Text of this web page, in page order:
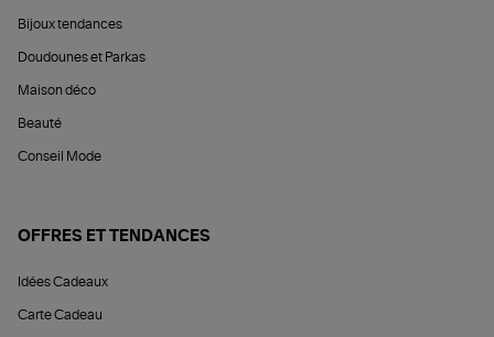
Bijoux tendances
Doudounes et Parkas
Maison déco
Beauté
Conseil Mode
OFFRES ET TENDANCES
Idées Cadeaux
Carte Cadeau